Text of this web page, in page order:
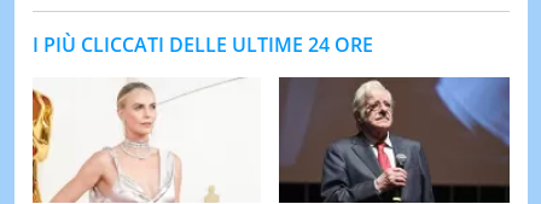
I PIÙ CLICCATI DELLE ULTIME 24 ORE